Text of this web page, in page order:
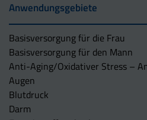
Anwendungsgebiete
Basisversorgung für die Frau
Basisversorgung für den Mann
Anti-Aging/Oxidativer Stress –
Augen
Blutdruck
Darm